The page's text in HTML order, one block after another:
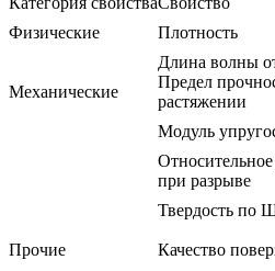
Физические
Плотность
Длина волны
Механические
Предел
растяжении
Модуль
при разрыве
Твердость по
Прочие
Качество